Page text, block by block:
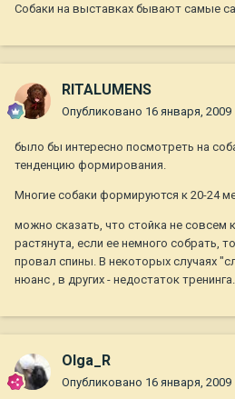
Собаки на выставках бывают самые
RITALUMENS
Опубликовано 16 января, 2009
было бы интересно посмотреть на
тенденцию формирования.
Многие собаки формируются к 20-24
можно сказать, что стойка не совсем
растянута, если ее немного собрать,
провал спины. В некоторых случаях
нюанс , в других - недостаток тренинга.
Olga_R
Опубликовано 16 января, 2009